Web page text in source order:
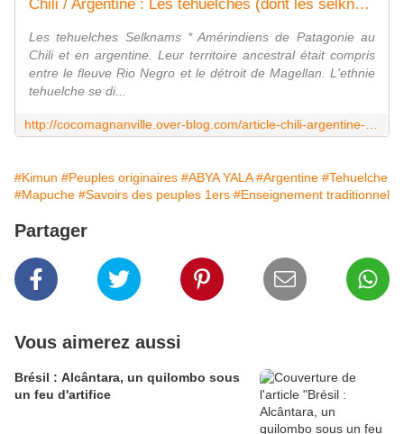
Chili / Argentine : Les tehuelches (dont les selknams ) - coco Magnanville
Les tehuelches Selknams * Amérindiens de Patagonie au
Chili et en argentine. Leur territoire ancestral était compris
entre le fleuve Rio Negro et le détroit de Magellan. L'ethnie
tehuelche se di...
#Kimun #Peuples originaires #ABYA YALA #Argentine #Tehuelche
#Mapuche #Savoirs des peuples 1ers #Enseignement traditionnel
Partager
Vous aimerez aussi
Brésil : Alcântara, un quilombo sous
un feu d'artifice